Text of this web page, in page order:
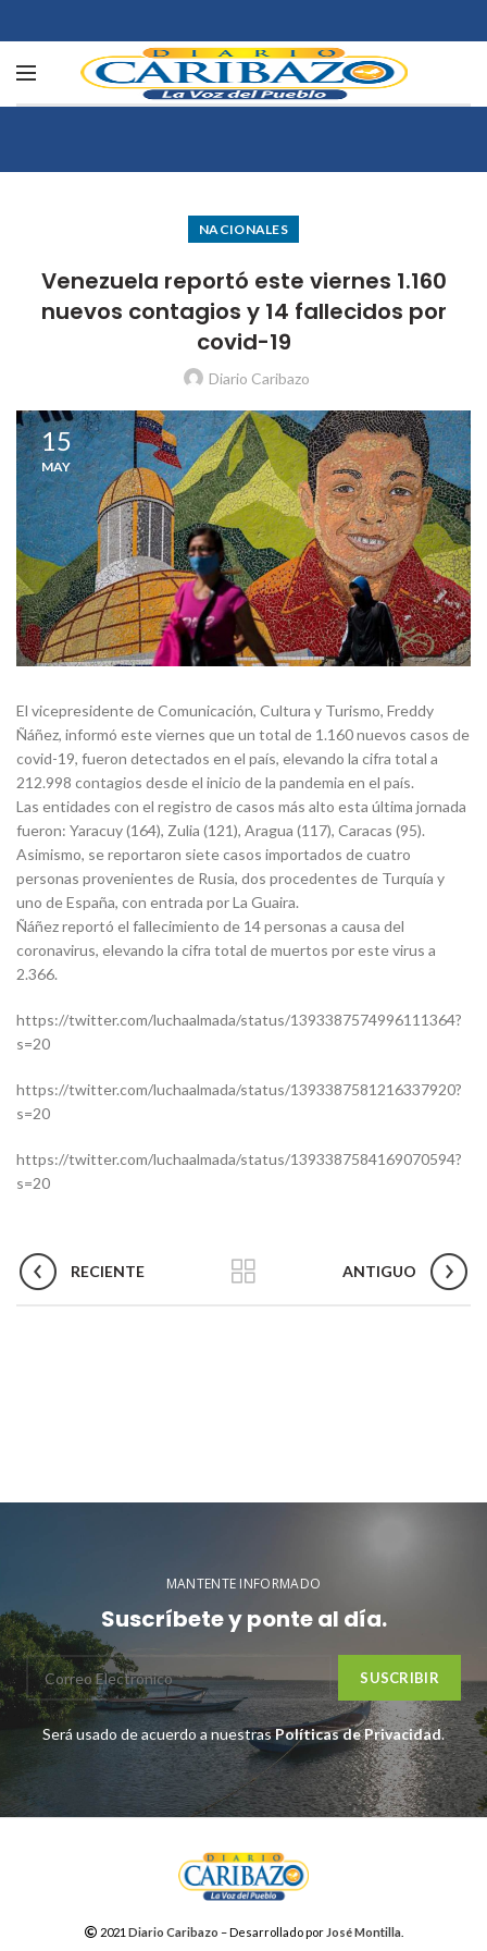
NACIONALES
Venezuela reportó este viernes 1.160
nuevos contagios y 14 fallecidos por
covid-19
Diario Caribazo
15
MAY
El vicepresidente de Comunicación, Cultura y Turismo, Freddy
Ñáñez, informó este viernes que un total de 1.160 nuevos casos de
covid-19, fueron detectados en el país, elevando la cifra total a
212.998 contagios desde el inicio de la pandemia en el país.
Las entidades con el registro de casos más alto esta última jornada
fueron: Yaracuy (164), Zulia (121), Aragua (117), Caracas (95).
Asimismo, se reportaron siete casos importados de cuatro
personas provenientes de Rusia, dos procedentes de Turquía y
uno de España, con entrada por La Guaira.
Ñáñez reportó el fallecimiento de 14 personas a causa del
coronavirus, elevando la cifra total de muertos por este virus a
2.366.
https://twitter.com/luchaalmada/status/1393387574996111364?
s=20
https://twitter.com/luchaalmada/status/1393387581216337920?
s=20
https://twitter.com/luchaalmada/status/1393387584169070594?
s=20
RECIENTE ANTIGUO
MANTENTE INFORMADO
Suscríbete y ponte al día.
Será usado de acuerdo a nuestrasPolíticas de Privacidad.
2021 Diario Caribazo – Desarrollado por José Montilla